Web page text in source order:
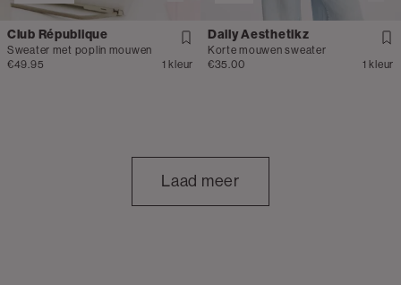
Club République
Sweater met poplin mouwen
€49.95
1 kleur
Daily Aesthetikz
Korte mouwen sweater
€35.00
1 kleur
Laad meer